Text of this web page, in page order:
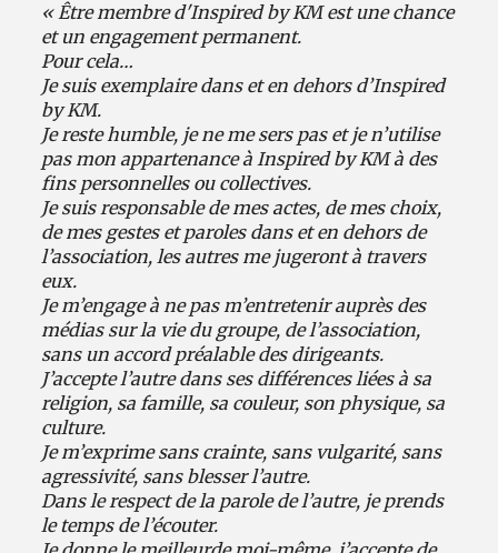
« Être membre d'Inspired by KM est une chance
et un engagement permanent.
Pour cela…
Je suis exemplaire dans et en dehors d’Inspired
by KM.
Je reste humble, je ne me sers pas et je n’utilise
pas mon appartenance à Inspired by KM à des
fins personnelles ou collectives.
Je suis responsable de mes actes, de mes choix,
de mes gestes et paroles dans et en dehors de
l’association, les autres me jugeront à travers
eux.
Je m’engage à ne pas m’entretenir auprès des
médias sur la vie du groupe, de l’association,
sans un accord préalable des dirigeants.
J’accepte l’autre dans ses différences liées à sa
religion, sa famille, sa couleur, son physique, sa
culture.
Je m’exprime sans crainte, sans vulgarité, sans
agressivité, sans blesser l’autre.
Dans le respect de la parole de l’autre, je prends
le temps de l’écouter.